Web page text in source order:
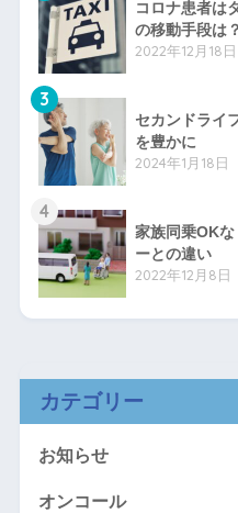
コロナ患者は
の移動手段は？
2022年12月18日
3
セカンドライ
を豊かに
2024年1月18日
4
家族同乗OK
ーとの違い
2022年12月8日
カテゴリー
お知らせ
オンコール